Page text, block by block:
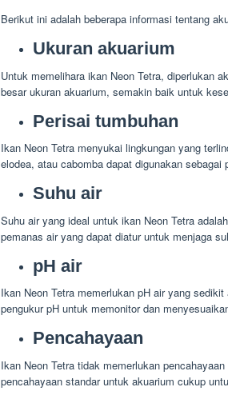
Berikut ini adalah beberapa informasi tentang
Ukuran akuarium
Untuk memelihara ikan Neon Tetra, diperlukan
besar ukuran akuarium, semakin baik untuk
Perisai tumbuhan
Ikan Neon Tetra menyukai lingkungan yang
elodea, atau cabomba dapat digunakan sebagai
Suhu air
Suhu air yang ideal untuk ikan Neon Tetra
pemanas air yang dapat diatur untuk menjaga
pH air
Ikan Neon Tetra memerlukan pH air yang
pengukur pH untuk memonitor dan
Pencahayaan
Ikan Neon Tetra tidak memerlukan
pencahayaan standar untuk akuarium cukup